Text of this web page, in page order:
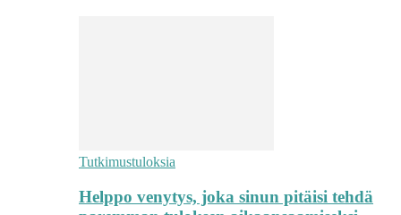
Tutkimustuloksia
Helppo venytys, joka sinun pitäisi tehdä